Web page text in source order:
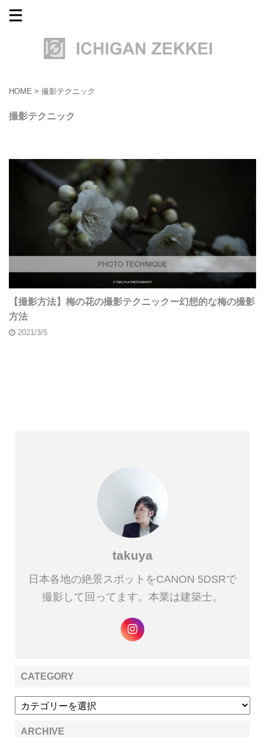
HOME > 撮影テクニック
撮影テクニック
【撮影方法】梅の花の撮影テクニックー幻想的な梅の撮影
方法
2021/3/5
takuya
日本各地の絶景スポットをCANON 5DSRで
撮影して回ってます。本業は建築士。
CATEGORY
ARCHIVE